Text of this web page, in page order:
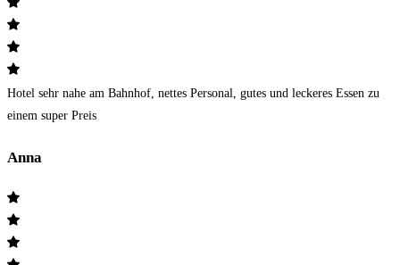
Hotel sehr nahe am Bahnhof, nettes Personal, gutes und leckeres Essen zu
einem super Preis
Anna